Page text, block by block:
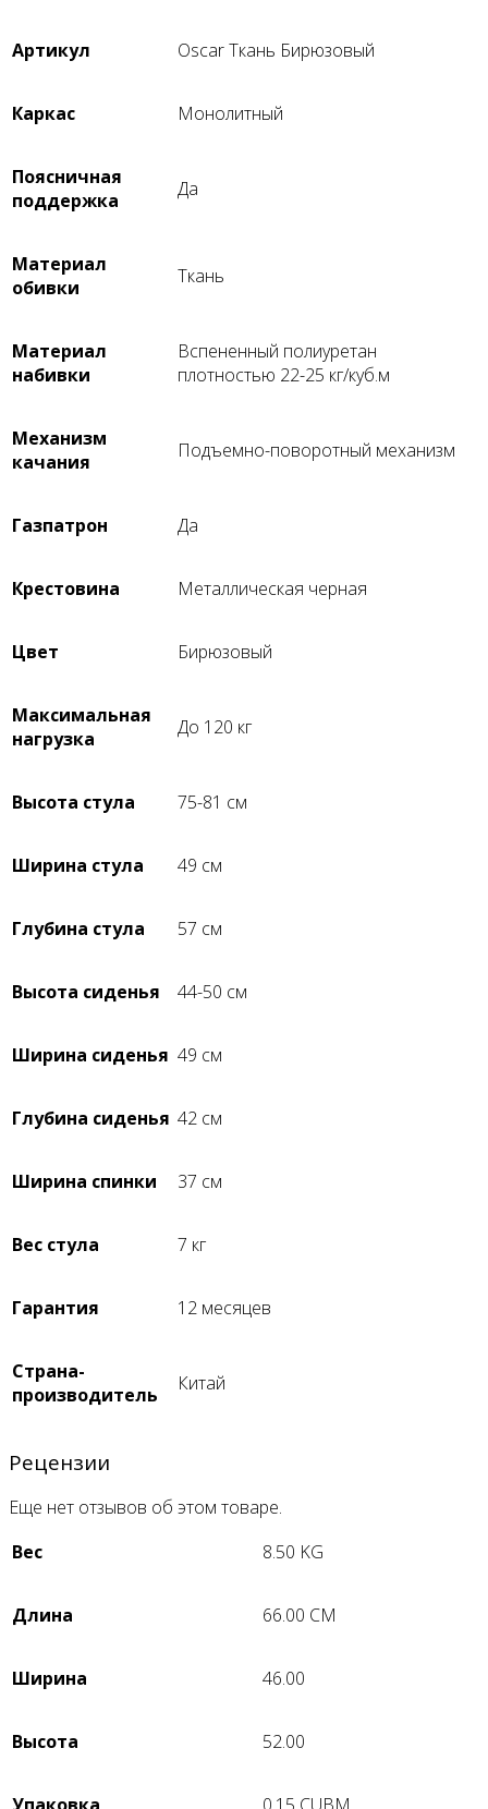
Артикул Oscar Ткань Бирюзовый
Каркас Монолитный
Поясничная
поддержка
Да
Материал
обивки
Ткань
Материал
набивки
Вспененный полиуретан
плотностью 22-25 кг/куб.м
Механизм
качания
Подъемно-поворотный механизм
Газпатрон Да
Крестовина Металлическая черная
Цвет Бирюзовый
Максимальная
нагрузка
До 120 кг
Высота стула 75-81 см
Ширина стула 49 см
Глубина стула 57 см
Высота сиденья 44-50 см
Ширина сиденья 49 см
Глубина сиденья 42 см
Ширина спинки 37 см
Вес стула 7 кг
Гарантия 12 месяцев
Страна-
производитель
Китай
Рецензии
Еще нет отзывов об этом товаре.
Вес
8.50 KG
Длина 66.00 CM
Ширина 46.00
Высота 52.00